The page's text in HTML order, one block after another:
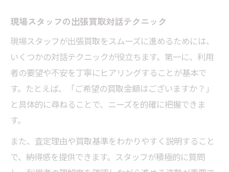
現場スタッフの出張買取対話テクニック
現場スタッフが出張買取をスムーズに進めるためには、
いくつかの対話テクニックが役立ちます。第一に、利用
者の要望や不安を丁寧にヒアリングすることが基本で
す。たとえば、「ご希望の買取金額はございますか？」
と具体的に尋ねることで、ニーズを的確に把握できま
す。
また、査定理由や買取基準をわかりやすく説明すること
で、納得感を提供できます。スタッフが積極的に質問